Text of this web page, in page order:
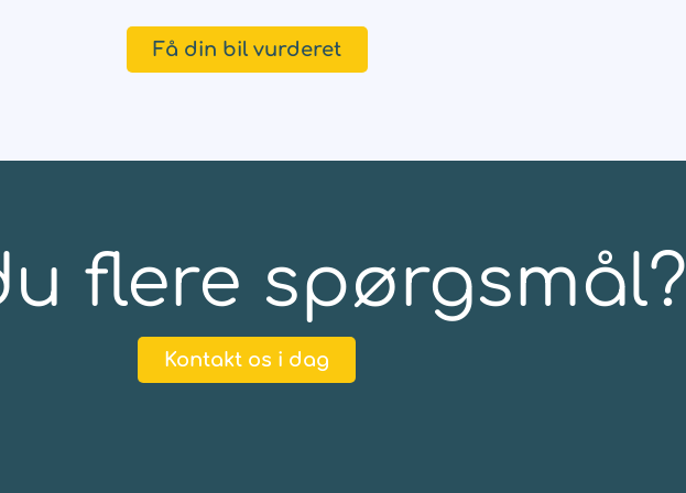
Få din bil vurderet
flere spørgsmål?
Kontakt os i dag